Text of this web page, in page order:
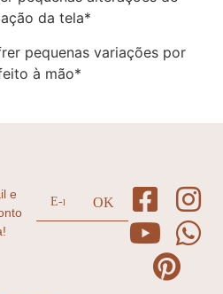
da tela*
pequenas variações por
à mão*
e